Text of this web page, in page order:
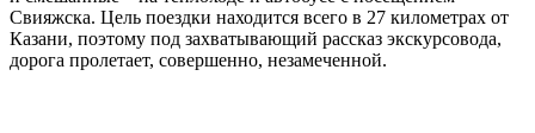
Свияжска. Цель поездки находится всего в 27 километрах от
Казани, поэтому под захватывающий рассказ экскурсовода,
дорога пролетает, совершенно, незамеченной.